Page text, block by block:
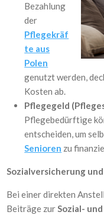
Bezahlung
der
Pflegekräf
te aus
Polen
genutzt werden,
Kosten ab.
Pflegegeld
Pflegebedürftige
entscheiden, um
Senioren zu
Sozialversicherung
Bei einer direkten
Beiträge zurSozial-